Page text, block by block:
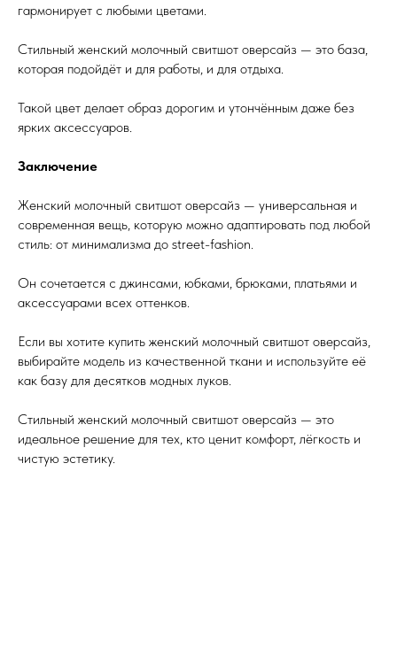
гармонирует с любыми цветами.
Стильный женский молочный свитшот оверсайз — это база,
которая подойдёт и для работы, и для отдыха.
Такой цвет делает образ дорогим и утончённым даже без
ярких аксессуаров.
Заключение
Женский молочный свитшот оверсайз — универсальная и
современная вещь, которую можно адаптировать под любой
стиль: от минимализма до street-fashion.
Он сочетается с джинсами, юбками, брюками, платьями и
аксессуарами всех оттенков.
Если вы хотите купить женский молочный свитшот оверсайз,
выбирайте модель из качественной ткани и используйте её
как базу для десятков модных луков.
Стильный женский молочный свитшот оверсайз — это
идеальное решение для тех, кто ценит комфорт, лёгкость и
чистую эстетику.